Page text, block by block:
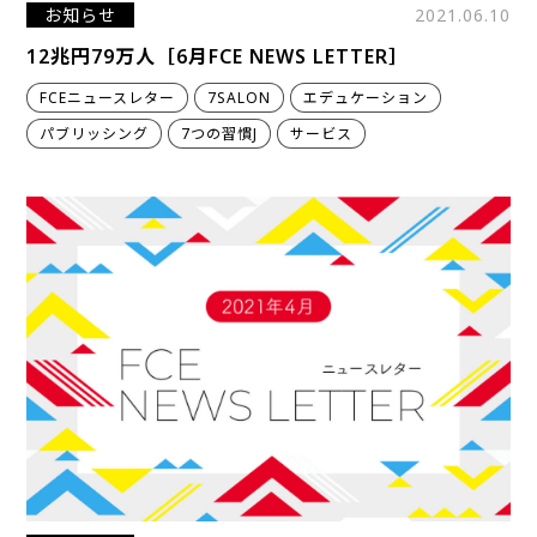
お知らせ 2021.06.10
12兆円79万人［6月FCE NEWS LETTER］
FCEニュースレター 7SALON
エデュケーション
パブリッシング
7つの習慣J サービス